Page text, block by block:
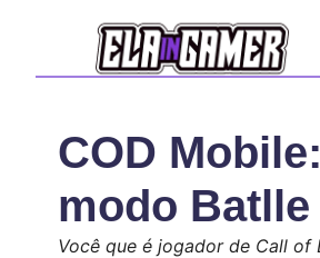
COD
modo Batlle
Você que é jogador de Call